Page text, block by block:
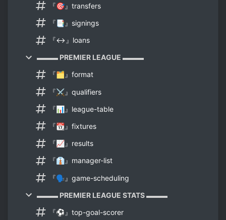
『🎯』transfers
『📑』signings
『↔️』loans
▬▬▬ PREMIER LEAGUE ▬▬▬
『🗂️』format
『⚔️』qualifiers
『📊』league-table
『📆』fixtures
『📈』results
『👔』manager-list
『🗣️』game-scheduling
▬▬▬ PREMIER LEAGUE STATS ▬▬▬
『⚽』top-goal-scorer